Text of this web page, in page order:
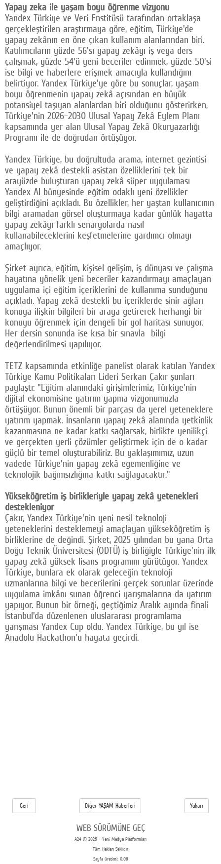
Yapay zeka ile yaşam boyu öğrenme vizyonu
Yandex Türkiye ve Veri Enstitüsü tarafından ortaklaşa
gerçekleştirilen araştırmaya göre, eğitim, Türkiye'de
yapay zekânın en öne çıkan kullanım alanlarından biri.
Katılımcıların yüzde 56'sı yapay zekâyı iş veya ders
çalışmak, yüzde 54'ü yeni beceriler edinmek, yüzde 50'si
ise bilgi ve haberlere erişmek amacıyla kullandığını
belirtiyor. Yandex Türkiye'ye göre bu sonuçlar, yaşam
boyu öğrenmenin yapay zekâ açısından en büyük
potansiyel taşıyan alanlardan biri olduğunu gösterirken,
Türkiye'nin 2026–2030 Ulusal Yapay Zekâ Eylem Planı
kapsamında yer alan Ulusal Yapay Zekâ Okuryazarlığı
Programı ile de doğrudan örtüşüyor.
Yandex Türkiye, bu doğrultuda arama, internet gezintisi
ve yapay zekâ destekli asistan özelliklerini tek bir
arayüzde buluşturan yapay zekâ süper uygulaması
Yandex AI bünyesinde eğitim odaklı yeni özellikler
geliştirdiğini açıkladı. Bu özellikler, her yaştan kullanıcının
bilgi aramadan görsel oluşturmaya kadar günlük hayatta
yapay zekâyı farklı senaryolarda nasıl
kullanabileceklerini keşfetmelerine yardımcı olmayı
amaçlıyor.
Şirket ayrıca, eğitim, kişisel gelişim, iş dünyası ve çalışma
hayatına yönelik yeni beceriler kazandırmayı amaçlayan
uygulama içi eğitim içeriklerini de kullanıma sunduğunu
açıkladı. Yapay zekâ destekli bu içeriklerde sinir ağları
konuya ilişkin bilgileri bir araya getirerek herhangi bir
konuyu öğrenmek için dengeli bir yol haritası sunuyor.
Her dersin sonunda ise kısa bir sınavla bilgi
değerlendirilmesi yapılıyor.
TETZ kapsamında etkinliğe panelist olarak katılan Yandex
Türkiye Kamu Politikaları Lideri Serkan Çakır şunları
paylaştı: "Eğitim alanındaki girişimlerimiz, Türkiye'nin
dijital ekonomisine yatırım yapma vizyonumuzla
örtüşüyor. Bunun önemli bir parçası da yerel yeteneklere
yatırım yapmak. İnsanların yapay zekâ alanında yetkinlik
kazanmasına ne kadar katkı sağlarsak, birlikte yenilikçi
ve gerçekten yerli çözümler geliştirmek için de o kadar
güçlü bir temel oluşturabiliriz. Bu yaklaşımımız, uzun
vadede Türkiye'nin yapay zekâ egemenliğine ve
teknolojik bağımsızlığına katkı sağlayacaktır."
Yükseköğretim iş birlikleriyle yapay zekâ yetenekleri
destekleniyor
Çakır, Yandex Türkiye'nin yeni nesil teknoloji
yeteneklerini desteklemeyi amaçlayan yükseköğretim iş
birliklerine de değindi. Şirket, 2025 yılından bu yana Orta
Doğu Teknik Üniversitesi (ODTÜ) iş birliğiyle Türkiye'nin ilk
yapay zekâ yüksek lisans programını yürütüyor. Yandex
Türkiye, bunlara ek olarak geleceğin teknoloji
uzmanlarına bilgi ve becerilerini gerçek sorunlar üzerinde
uygulama imkânı sunan öğrenci yarışmalarına da yatırım
yapıyor. Bunun bir örneği, geçtiğimiz Aralık ayında finali
İstanbul'da düzenlenen uluslararası programlama
yarışması Yandex Cup oldu. Yandex Türkiye, bu yıl ise
Anadolu Hackathon'u hayata geçirdi.
Geri Diğer YAŞAM Haberleri Yukarı
WEB SÜRÜMÜNE GEÇ
A24 © 2026 - Yeni Medya Platformları
Tüm Hakları Saklıdır
Sayfa üretimi: 0.06